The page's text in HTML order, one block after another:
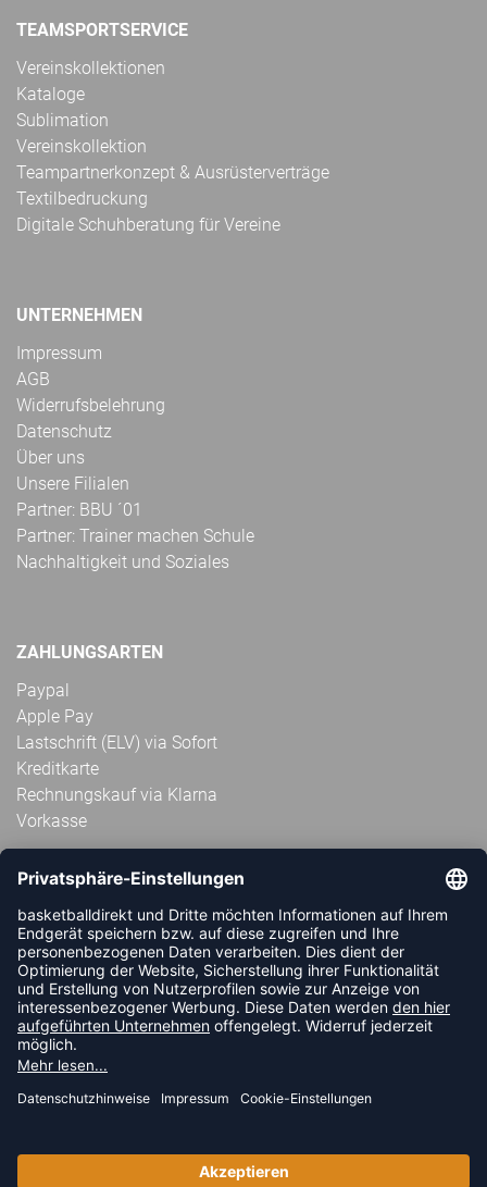
TEAMSPORTSERVICE
Vereinskollektionen
Kataloge
Sublimation
Vereinskollektion
Teampartnerkonzept & Ausrüsterverträge
Textilbedruckung
Digitale Schuhberatung für Vereine
UNTERNEHMEN
Impressum
AGB
Widerrufsbelehrung
Datenschutz
Über uns
Unsere Filialen
Partner: BBU ´01
Partner: Trainer machen Schule
Nachhaltigkeit und Soziales
ZAHLUNGSARTEN
Paypal
Apple Pay
Lastschrift (ELV) via Sofort
Kreditkarte
Rechnungskauf via Klarna
Vorkasse
ABONNIERE JETZT DEN KOSTENLOSEN
HANDBALLDIREKT-NEWSLETTER UND VERPASSE KEINE
NEUIGKEIT ODER AKTION MEHR.
JETZT ANMELDEN